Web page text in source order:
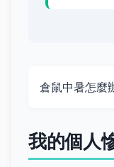
倉鼠中暑怎麼
我的個人